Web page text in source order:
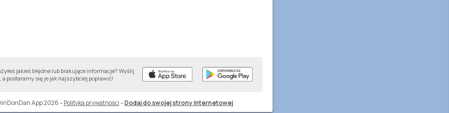
jakieś błędne lub brakujące informacje? Wyślij
a postaramy się je jak najszybciej poprawić!
App 2026–Polityka prywatności–Dodaj do swojej strony internetowej